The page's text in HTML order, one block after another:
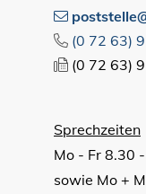
(0 72 63) 9
(0 72 63)
Sprechzeiten
Mo - Fr 8.30
sowie Mo +